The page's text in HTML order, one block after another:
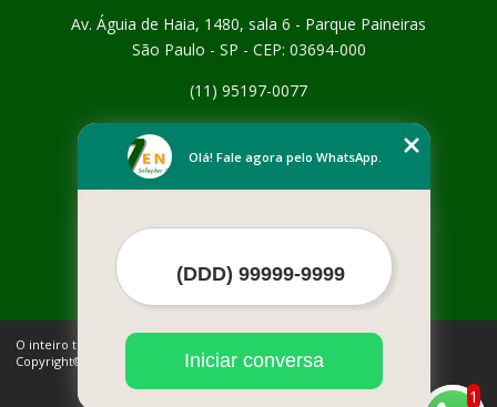
Av. Águia de Haia, 1480, sala 6 - Parque Paineiras
São Paulo - SP - CEP: 03694-000
(11) 95197-0077
Empresa
Contato
Mais Serviços
O inteiro teor deste site está sujeito à proteção de direitos autorais.
Copyright© SEVEN RESIDUOS (Lei 9610 de 19/02/1998)
1
Olá! Fale agora pelo WhatsApp.
Iniciar conversa